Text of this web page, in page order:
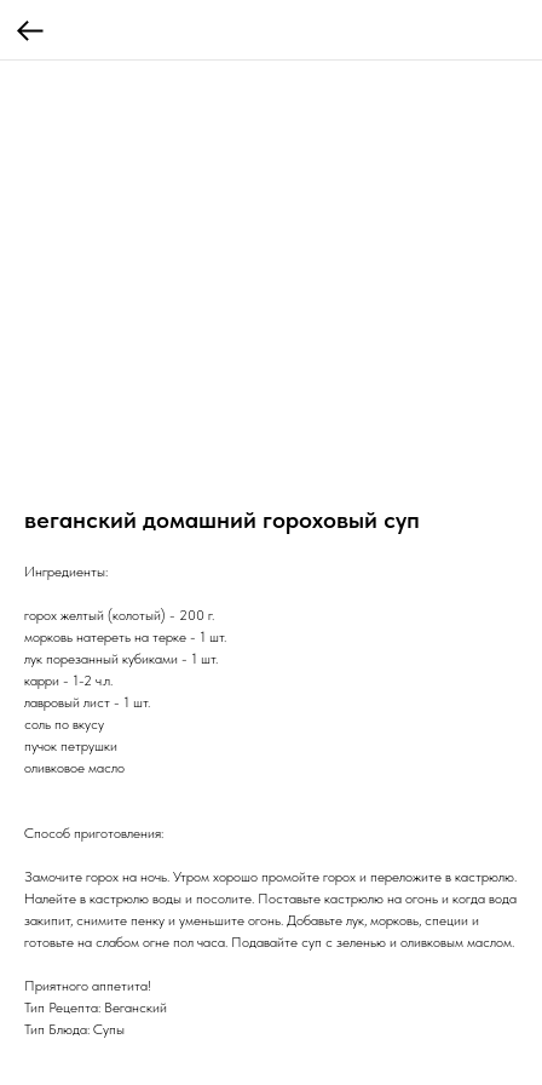
веганский домашний гороховый суп
Ингредиенты:
горох желтый (колотый) - 200 г.
морковь натереть на терке - 1 шт.
лук порезанный кубиками - 1 шт.
карри - 1-2 ч.л.
лавровый лист - 1 шт.
соль по вкусу
пучок петрушки
оливковое масло
Способ приготовления:
Замочите горох на ночь. Утром хорошо промойте горох и переложите в кастрюлю.
Налейте в кастрюлю воды и посолите. Поставьте кастрюлю на огонь и когда вода
закипит, снимите пенку и уменьшите огонь. Добавьте лук, морковь, специи и
готовьте на слабом огне пол часа. Подавайте суп с зеленью и оливковым маслом.
Приятного аппетита!
Тип Рецепта: Веганский
Тип Блюда: Супы